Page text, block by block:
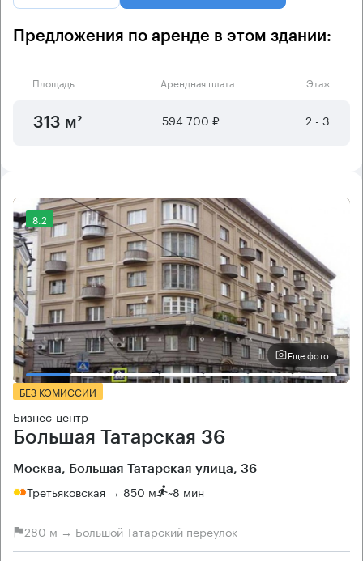
Предложения по аренде в этом здании:
Площадь Арендная плата Этаж
313 м² 594 700 ₽ 2 - 3
8.2
Еще фото
БЕЗ КОМИССИИ
Бизнес-центр
Большая Татарская 36
Москва, Большая Татарская улица, 36
Третьяковская → 850 м ~8 мин
280 м → Большой Татарский переулок